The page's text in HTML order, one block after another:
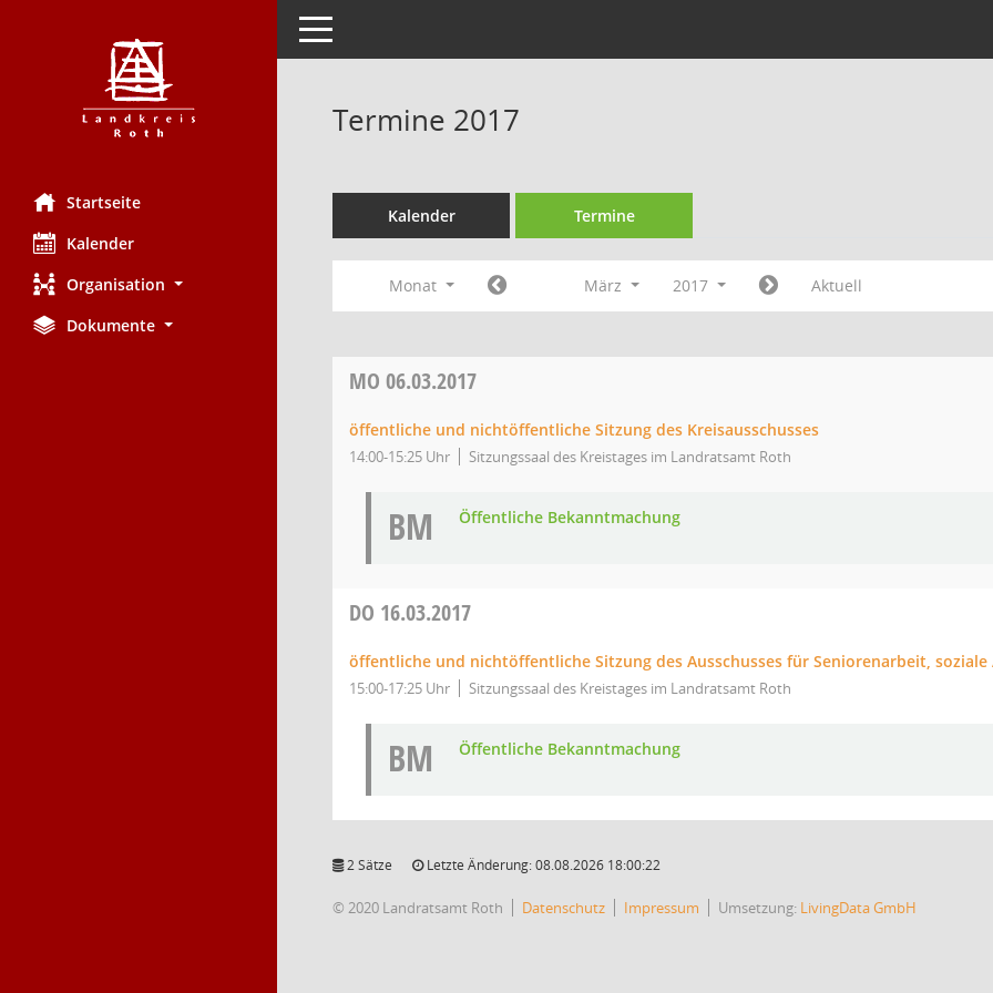
Startseite
Kalender
Organisation
Dokumente
Toggle navigation
Termine 2017
Kalender Termine
Monat März 2017 Aktuell
MO 06.03.2017
öffentliche und nichtöffentliche Sitzung des Kreisausschusses
14:00-15:25 Uhr Sitzungssaal des Kreistages im Landratsamt Roth
BM Öffentliche Bekanntmachung
DO 16.03.2017
öffentliche und nichtöffentliche Sitzung des Ausschusses für Seniorenarbeit,
15:00-17:25 Uhr Sitzungssaal des Kreistages im Landratsamt Roth
BM Öffentliche Bekanntmachung
2 Sätze Letzte Änderung: 08.08.2026 18:00:22
© 2020 Landratsamt Roth Datenschutz Impressum Umsetzung: LivingData GmbH